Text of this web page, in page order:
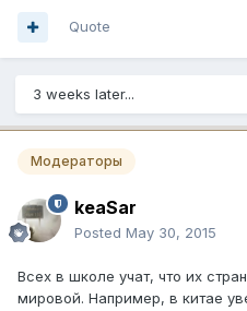
Quote
3 weeks later...
Модераторы
keaSar
Posted May 30, 2015
Всех в школе учат, что их
мировой. Например, в китае